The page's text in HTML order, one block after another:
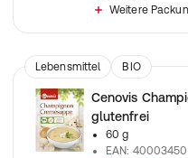
Weitere
Lebensmittel BIO
Cenovis
glutenfrei
60 g
EAN: